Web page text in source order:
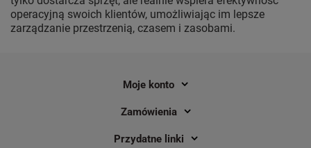
operacyjną swoich klientów, umożliwiając im lepsze
zarządzanie przestrzenią, czasem i zasobami.
Moje konto
Zamówienia
Przydatne linki